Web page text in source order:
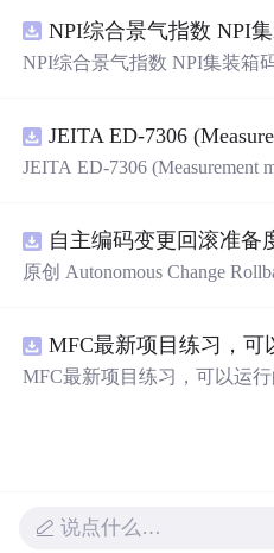
管理后台等。api文档管理并
成 CRUD前后端代码丰富组件
大道至简思想，接口单层设计
码可读性和可维护性好、得益
发都很优秀、需要硬件资源很
NPI综合景气指数 NPI集装箱
JEITA ED-7306 (Measurement
原创 Autonomous Change
备度”的结果，按风险、变化
排周期复核；本地网页、
MFC最新项目练习，可
MFC最新项目练习，可以运行
说点什么…